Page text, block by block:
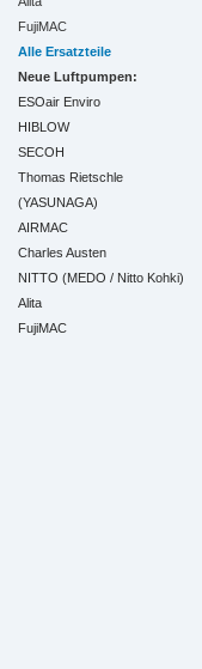
FujiMAC
Alle Ersatzteile
Neue Luftpumpen:
ESOair Enviro
HIBLOW
SECOH
Thomas Rietschle
(YASUNAGA)
AIRMAC
Charles Austen
NITTO (MEDO / Nitto Kohki)
Alita
FujiMAC